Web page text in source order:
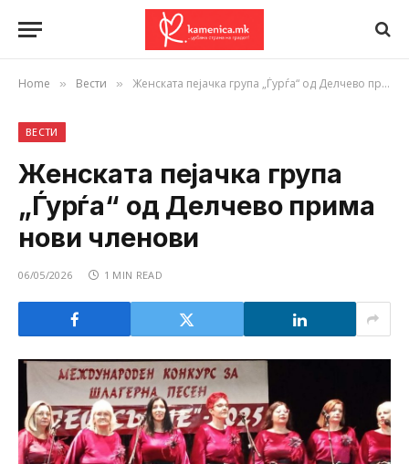
Home » Вести » Женската пејачка група „Ѓурѓа“ од Делчево прима нови членови
ВЕСТИ
Женската пејачка група
„Ѓурѓа“ од Делчево прима
нови членови
06/05/2026 1 MIN READ